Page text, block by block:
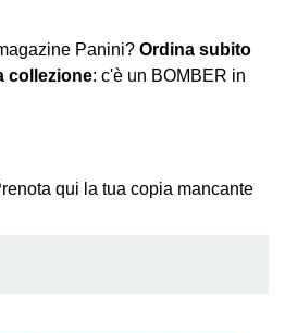
Panini? Ordina subito
collezione: c'è un BOMBER in
qui la tua copia mancante